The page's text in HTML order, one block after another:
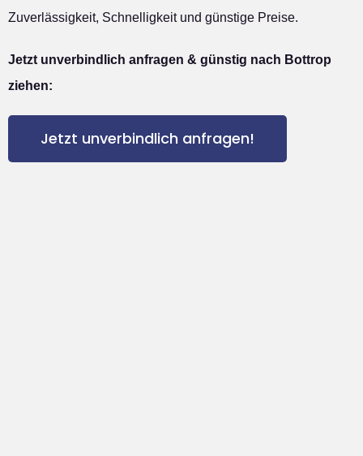
Zuverlässigkeit, Schnelligkeit und günstige Preise.
Jetzt unverbindlich anfragen & günstig nach Bottrop
ziehen:
Jetzt unverbindlich anfragen!